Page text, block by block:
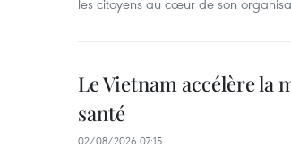
les citoyens au cœur de son
Le Vietnam accélère la
santé
02/08/2026 07:15